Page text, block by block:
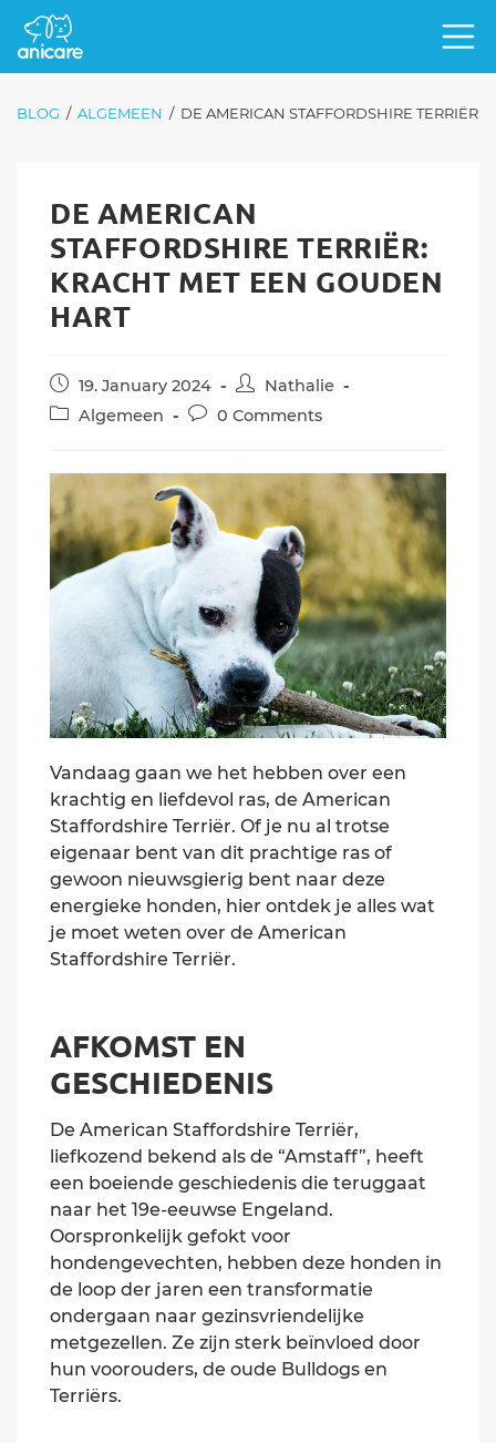
BLOG / ALGEMEEN / DE AMERICAN STAFFORDSHIRE TERRIËR:
DE AMERICAN
STAFFORDSHIRE TERRIËR:
KRACHT MET EEN GOUDEN
HART
Post
published:
19. January 2024
Post
author:
Nathalie
PostAlgemeen
Post0 Comments
Vandaag gaan we het hebben over een
krachtig en liefdevol ras, de American
Staffordshire Terriër. Of je nu al trotse
eigenaar bent van dit prachtige ras of
gewoon nieuwsgierig bent naar deze
energieke honden, hier ontdek je alles wat
je moet weten over de American
Staffordshire Terriër.
AFKOMST EN
GESCHIEDENIS
De American Staffordshire Terriër,
liefkozend bekend als de “Amstaff”, heeft
een boeiende geschiedenis die teruggaat
naar het 19e-eeuwse Engeland.
Oorspronkelijk gefokt voor
hondengevechten, hebben deze honden in
de loop der jaren een transformatie
ondergaan naar gezinsvriendelijke
metgezellen. Ze zijn sterk beïnvloed door
hun voorouders, de oude Bulldogs en
Terriërs.